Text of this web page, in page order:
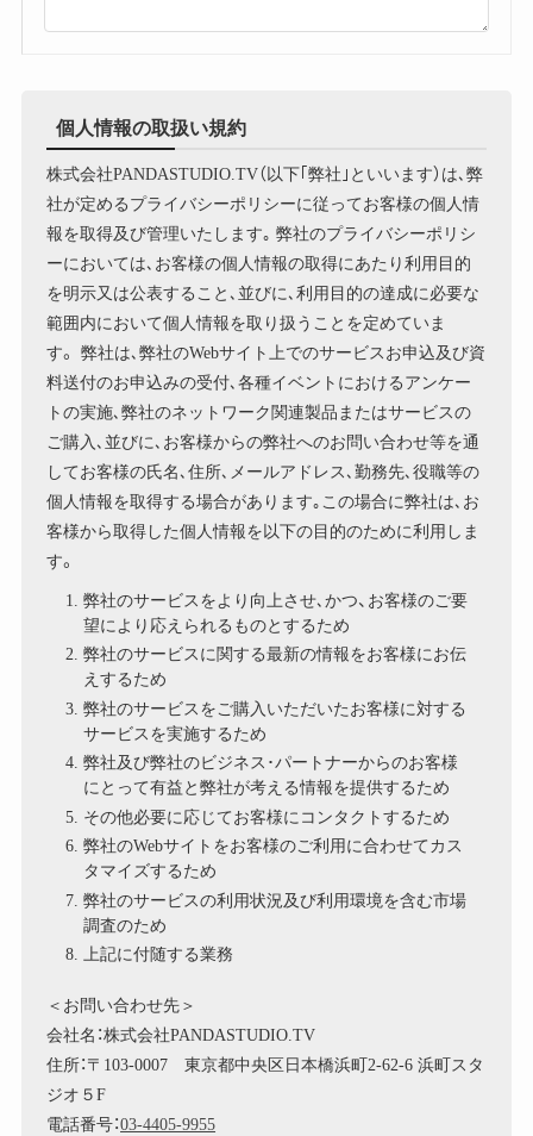
個人情報の取扱い規約
株式会社PANDASTUDIO.TV（以下｢弊社｣といいます）は､弊
社が定めるプライバシーポリシーに従ってお客様の個人情
報を取得及び管理いたします｡ 弊社のプライバシーポリシ
ーにおいては､お客様の個人情報の取得にあたり利用目的
を明示又は公表すること､並びに､利用目的の達成に必要な
範囲内において個人情報を取り扱うことを定めていま
す。 弊社は､弊社のWebサイト上でのサービスお申込及び資
料送付のお申込みの受付､各種イベントにおけるアンケー
トの実施､弊社のネットワーク関連製品またはサービスの
ご購入､並びに､お客様からの弊社へのお問い合わせ等を通
してお客様の氏名､住所､メールアドレス､勤務先､役職等の
個人情報を取得する場合があります｡この場合に弊社は､お
客様から取得した個人情報を以下の目的のために利用しま
す。
弊社のサービスをより向上させ､かつ、お客様のご要
望により応えられるものとするため
弊社のサービスに関する最新の情報をお客様にお伝
えするため
弊社のサービスをご購入いただいたお客様に対する
サービスを実施するため
弊社及び弊社のビジネス･パートナーからのお客様
にとって有益と弊社が考える情報を提供するため
その他必要に応じてお客様にコンタクトするため
弊社のWebサイトをお客様のご利用に合わせてカス
タマイズするため
弊社のサービスの利用状況及び利用環境を含む市場
調査のため
上記に付随する業務
＜お問い合わせ先＞
会社名：株式会社PANDASTUDIO.TV
住所：〒103-0007 東京都中央区日本橋浜町2-62-6 浜町スタ
ジオ５F
電話番号：03-4405-9955